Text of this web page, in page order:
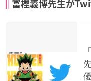
冨樫義博先生が